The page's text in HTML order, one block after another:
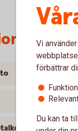
om
Vi
förbättrar
Du kan ta